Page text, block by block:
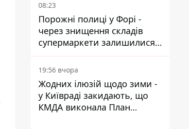
08:23
Порожні полиці у Форі -
через знищення складів
супермаркети залишилися
без асортименту
19:56 вчора
Жодних ілюзій щодо зими -
у Київраді закидають, що
КМДА виконала План